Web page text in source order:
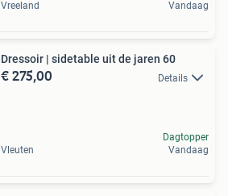
Vreeland
Vandaag
Dressoir | sidetable uit de jaren 60
€ 275,00 Details
Vleuten
Dagtopper
Vandaag